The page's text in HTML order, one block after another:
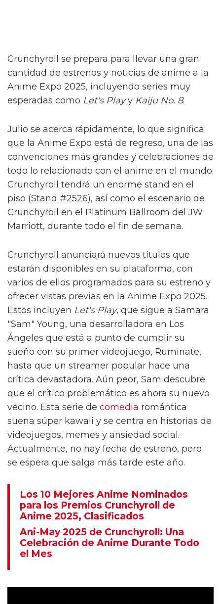
Crunchyroll se prepara para llevar una gran
cantidad de estrenos y noticias de anime a la
Anime Expo 2025, incluyendo series muy
esperadas como Let's Playy Kaiju No. 8.
Julio se acerca rápidamente, lo que significa
que la Anime Expo está de regreso, una de las
convenciones más grandes y celebraciones de
todo lo relacionado con el anime en el mundo.
Crunchyroll tendrá un enorme stand en el
piso (Stand #2526), así como el escenario de
Crunchyroll en el Platinum Ballroom del JW
Marriott, durante todo el fin de semana.
Crunchyroll anunciará nuevos títulos que
estarán disponibles en su plataforma, con
varios de ellos programados para su estreno y
ofrecer vistas previas en la Anime Expo 2025.
Estos incluyen Let's Play, que sigue a Samara
"Sam" Young, una desarrolladora en Los
Ángeles que está a punto de cumplir su
sueño con su primer videojuego, Ruminate,
hasta que un streamer popular hace una
crítica devastadora. Aún peor, Sam descubre
que el crítico problemático es ahora su nuevo
vecino. Esta serie de comedia romántica
suena súper kawaii y se centra en historias de
videojuegos, memes y ansiedad social.
Actualmente, no hay fecha de estreno, pero
se espera que salga más tarde este año.
Los 10 Mejores Anime Nominados
para los Premios Crunchyroll de
Anime 2025, Clasificados
Ani-May 2025 de Crunchyroll: Una
Celebración de Anime Durante Todo
el Mes